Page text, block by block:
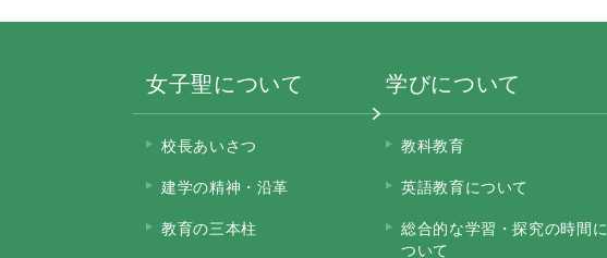
女子聖について
校長あいさつ
建学の精神・沿革
教育の三本柱
学びについて
教科教育
英語教育について
総合的な学習・探究の時間に
ついて